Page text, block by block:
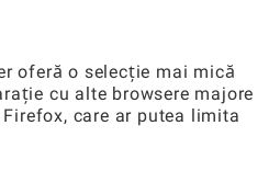
oferă o selecție mai mică
cu alte browsere majore
care ar putea limita